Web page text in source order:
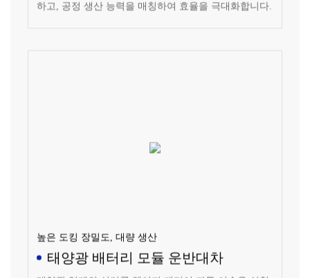
하고, 공정 생산 능력을 매칭하여 효율을 극대화합니다.
높은 도킹 장밀도, 대량 생산
태양광 배터리 모듈 운반대차